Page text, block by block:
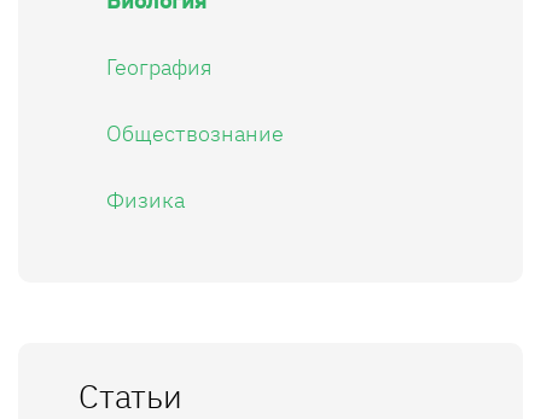
География
Обществознание
Физика
Статьи